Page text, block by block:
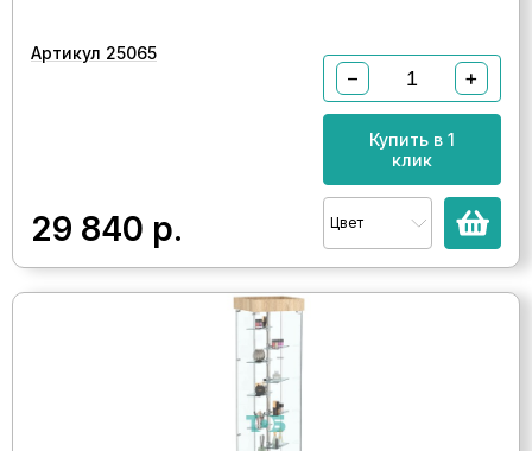
Артикул 25065
29 840 р.
− +
Купить в 1
клик
Цвет